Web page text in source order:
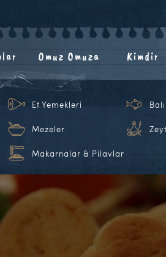
Omuz Omuza Kimdir
Et Yemekleri
Mezeler
Makarnalar & Pilavlar